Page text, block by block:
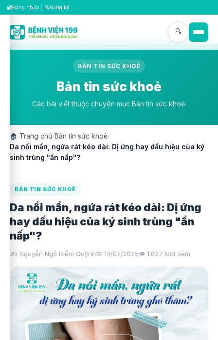
🔐Đăng nhập 📝Đăng ký
🔍
BẢN TIN SỨC KHOẺ
Bản tin sức khoẻ
Các bài viết thuộc chuyên mục Bản tin sức khoẻ.
🏠 Trang chủ/Bản tin sức khoẻ/
Da nổi mẩn, ngứa rát kéo dài: Dị ứng hay dấu hiệu của ký
sinh trùng "ẩn nấp"?
BẢN TIN SỨC KHOẺ
Da nổi mẩn, ngứa rát kéo dài: Dị ứng
hay dấu hiệu của ký sinh trùng "ẩn
nấp"?
✍️ Nguyễn Ngô Diễm Quỳnh📅 14/07/2025👁️ 1.827 lượt xem